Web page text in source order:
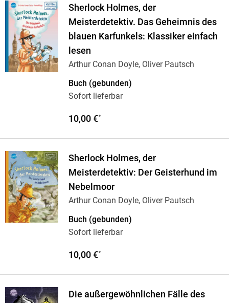
Sherlock Holmes, der
Meisterdetektiv. Das Geheimnis des
blauen Karfunkels: Klassiker einfach
lesen
Arthur Conan Doyle, Oliver Pautsch
Buch (gebunden)
Sofort lieferbar
10,00 €*
Sherlock Holmes, der
Meisterdetektiv: Der Geisterhund im
Nebelmoor
Arthur Conan Doyle, Oliver Pautsch
Buch (gebunden)
Sofort lieferbar
10,00 €*
Die außergewöhnlichen Fälle des